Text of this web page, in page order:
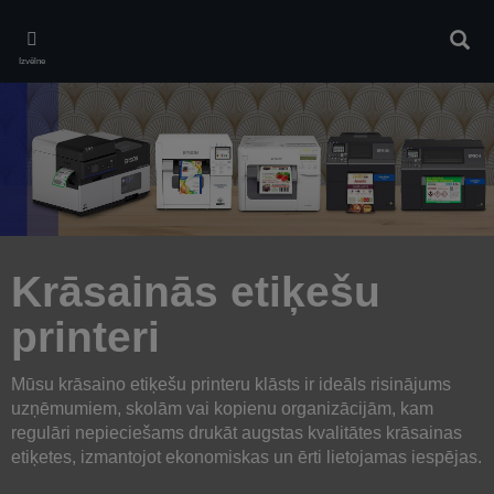
main
content
Izvēlne
Krāsainās etiķešu
printeri
Mūsu krāsaino etiķešu printeru klāsts ir ideāls risinājums
uzņēmumiem, skolām vai kopienu organizācijām, kam
regulāri nepieciešams drukāt augstas kvalitātes krāsainas
etiķetes, izmantojot ekonomiskas un ērti lietojamas iespējas.